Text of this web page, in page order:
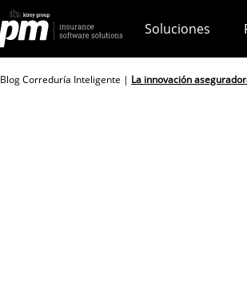
Soluciones
Blog Correduría Inteligente | La innovación